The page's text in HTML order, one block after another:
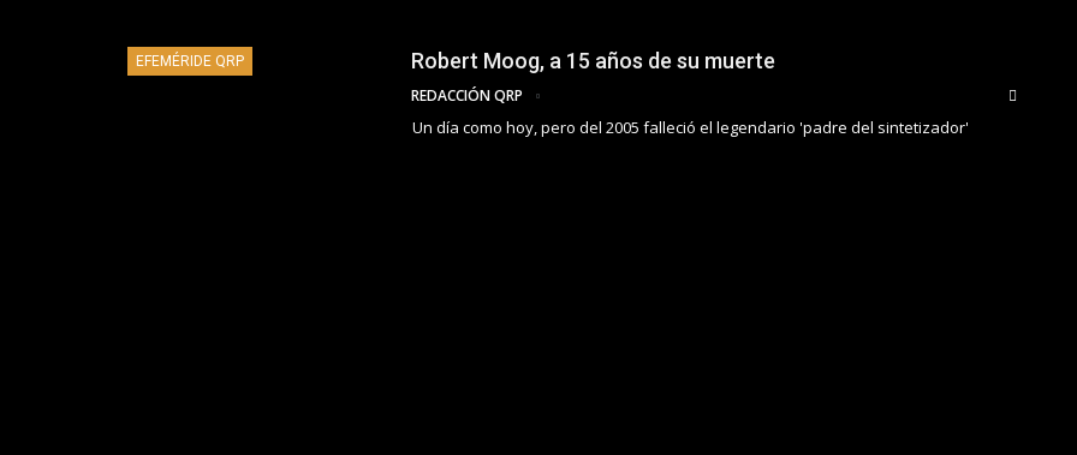
EFEMÉRIDE QRP Robert Moog, a 15 años de su muerte
REDACCIÓN QRP
Un día como hoy, pero del 2005 falleció el legendario 'padre del sintetizador'